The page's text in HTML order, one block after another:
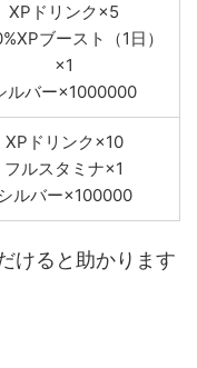
XPドリンク×5
ブースト（1日）
×1
ルバー×1000000
XPドリンク×10
フルスタミナ×1
ルバー×100000
けると助かります